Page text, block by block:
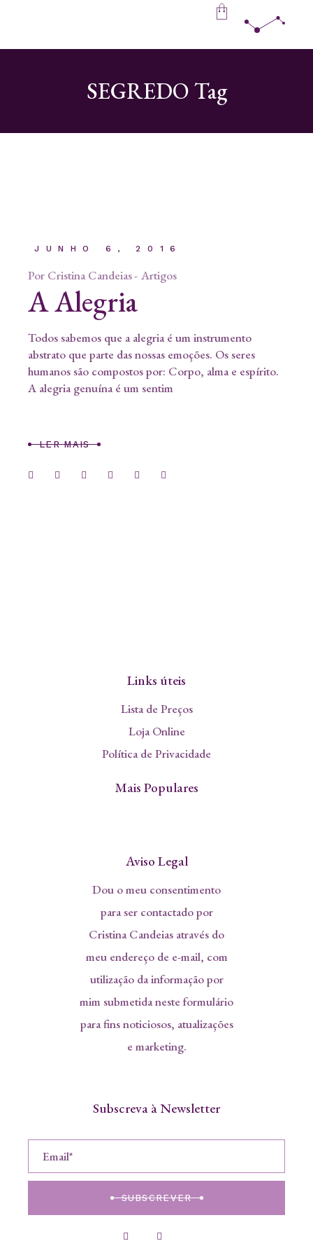
SEGREDO Tag
JUNHO 6, 2016
Por Cristina Candeias Artigos
A Alegria
Todos sabemos que a alegria é um instrumento
abstrato que parte das nossas emoções. Os seres
humanos são compostos por: Corpo, alma e espírito.
A alegria genuína é um sentim
LER MAIS
Links úteis
Lista de Preços
Loja Online
Política de Privacidade
Mais Populares
Aviso Legal
Dou o meu consentimento
para ser contactado por
Cristina Candeias através do
meu endereço de e-mail, com
utilização da informação por
mim submetida neste formulário
para fins noticiosos, atualizações
e marketing.
Subscreva à Newsletter
SUBSCREVER